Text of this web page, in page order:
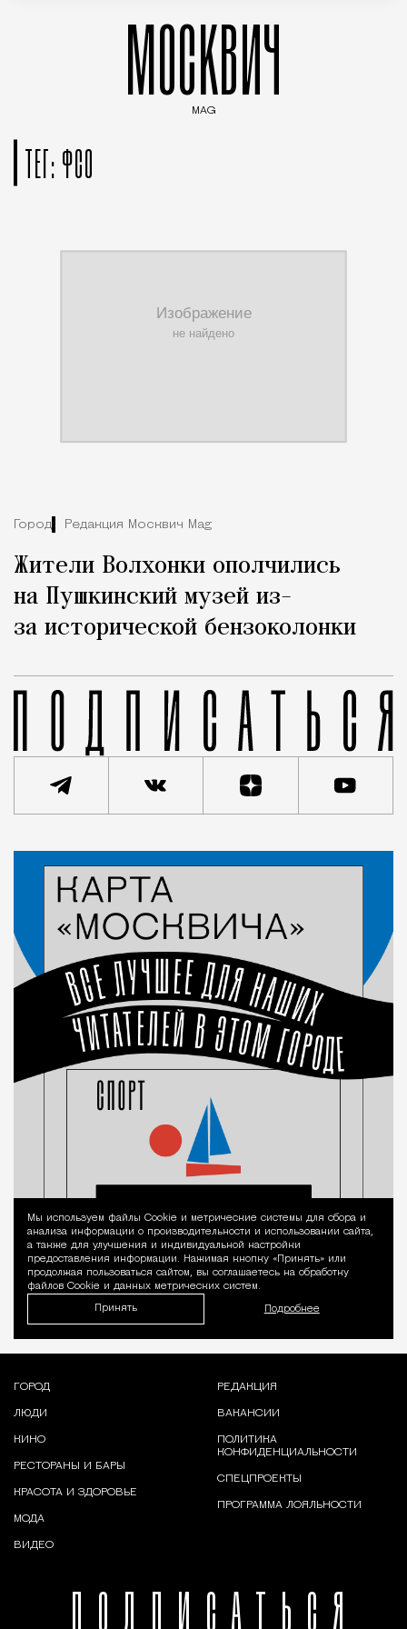
МОСКВИЧ
MAG
ТЕГ: ФСО
Город Редакция Москвич Mag
Жители Волхонки ополчились
на Пушкинский музей из-
за исторической бензоколонки
Уведомление
Мы используем файлы Сookie и метрические системы для сбора и
анализа информации о производительности и использовании сайта,
а также для улучшения и индивидуальной настройки
предоставления информации. Нажимая кнопку «Принять» или
продолжая пользоваться сайтом, вы соглашаетесь на обработку
файлов Cookie и данных метрических систем.
Принять Подробнее
ПОДПИСАТЬСЯ
ГОРОД
ЛЮДИ
КИНО
РЕСТОРАНЫ И БАРЫ
КРАСОТА И ЗДОРОВЬЕ
МОДА
ВИДЕО
РЕДАКЦИЯ
ВАКАНСИИ
ПОЛИТИКА
КОНФИДЕНЦИАЛЬНОСТИ
СПЕЦПРОЕКТЫ
ПРОГРАММА ЛОЯЛЬНОСТИ